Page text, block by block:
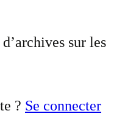
sur les
? Se connecter